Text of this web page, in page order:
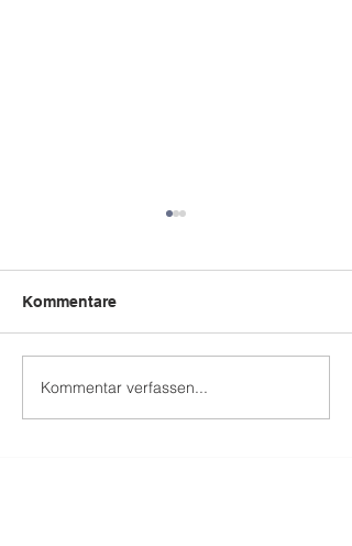
Bëschpiraten
Kommentare
Kommentar verfassen...